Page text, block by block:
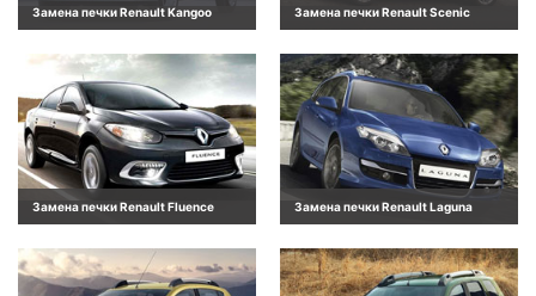
Замена печки Renault Kangoo Замена печки Renault Scenic
Замена печки Renault Fluence Замена печки Renault Laguna